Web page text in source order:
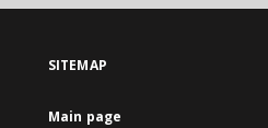
SITEMAP
Main page